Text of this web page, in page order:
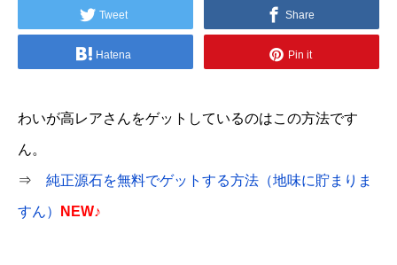
Tweet Share
Hatena Pin it
わいが高レアさんをゲットしているのはこの方法です
ん。
⇒ 純正源石を無料でゲットする方法（地味に貯まりま
すん） NEW♪